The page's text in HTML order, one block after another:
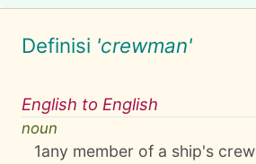
Definisi 'crewman'
English to English
noun
1any member of a ship's crew